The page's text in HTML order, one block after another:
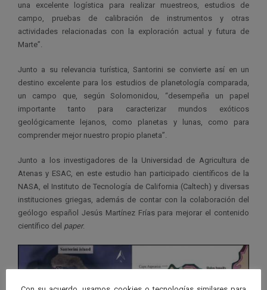
una excelente logística para realizar muestreos, estudios de
campo, pruebas de calibración de instrumentos y otras
actividades relacionadas con la exploración actual y futura de
Marte”.
Junto a su relevancia turística, Santorini se convierte así en un
destino excelente para los estudios de planetología comparada,
un campo que, según Solomonidou, “desempeña un papel
importante tanto para caracterizar mundos exóticos
geológicamente lejanos, como planetas y lunas, como para
comprender mejor nuestro propio planeta”.
Junto a los investigadores de la Universidad de Agricultura de
Atenas y ESAC, en este estudio han participado científicos de la
NASA, el Instituto de Tecnología de California (Caltech) y diversas
instituciones griegas, además de contar con la colaboración del
geólogo español Jesús Martínez Frías para mejorar el contenido
científico del paper.